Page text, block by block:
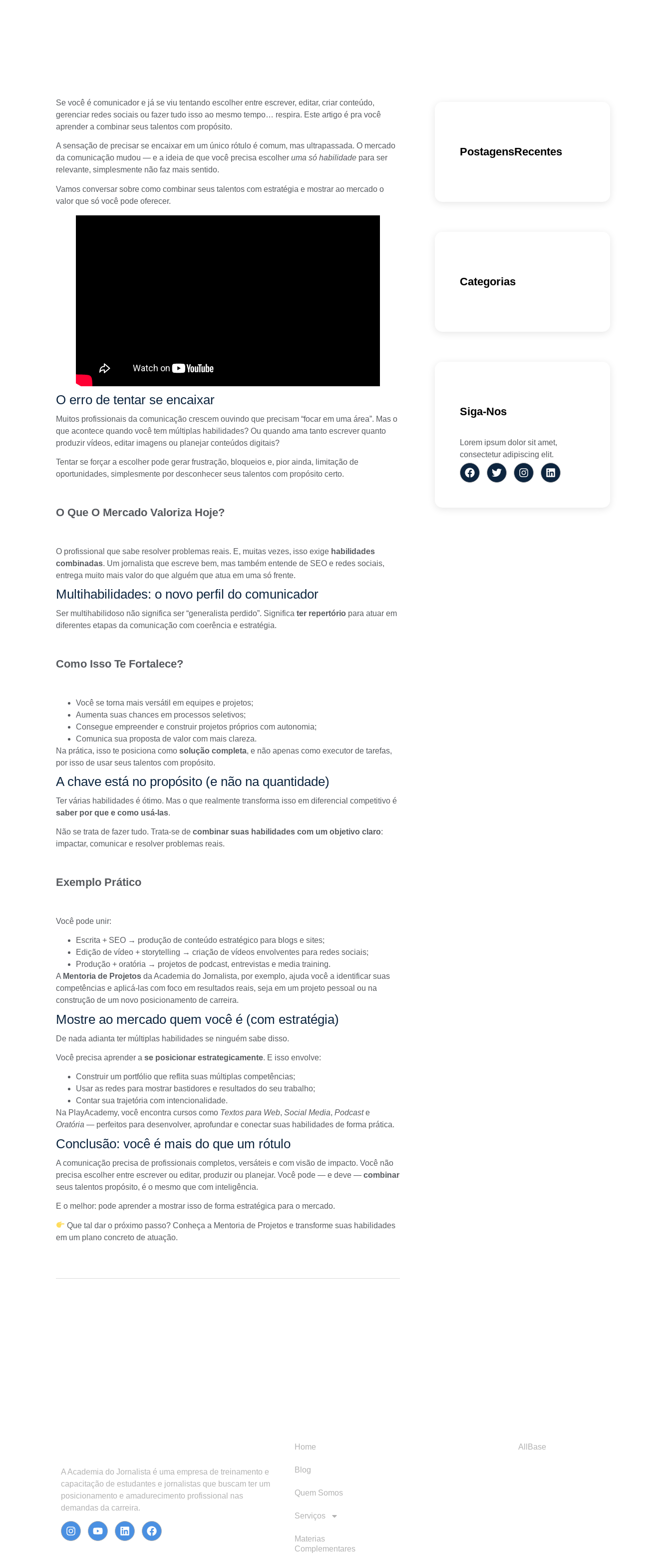
Se você é comunicador e já se viu tentando escolher entre escrever, editar, criar conteúdo,
gerenciar redes sociais ou fazer tudo isso ao mesmo tempo… respira. Este artigo é pra você
aprender a combinar seus talentos com propósito.
A sensação de precisar se encaixar em um único rótulo é comum, mas ultrapassada. O mercado
da comunicação mudou — e a ideia de que você precisa escolher uma só habilidade para ser
relevante, simplesmente não faz mais sentido.
Vamos conversar sobre como combinar seus talentos com estratégia e mostrar ao mercado o
valor que só você pode oferecer.
O erro de tentar se encaixar
Muitos profissionais da comunicação crescem ouvindo que precisam “focar em uma área”. Mas o
que acontece quando você tem múltiplas habilidades? Ou quando ama tanto escrever quanto
produzir vídeos, editar imagens ou planejar conteúdos digitais?
Tentar se forçar a escolher pode gerar frustração, bloqueios e, pior ainda, limitação de
oportunidades, simplesmente por desconhecer seus talentos com propósito certo.
O Que O Mercado Valoriza Hoje?
O profissional que sabe resolver problemas reais. E, muitas vezes, isso exige habilidades
combinadas. Um jornalista que escreve bem, mas também entende de SEO e redes sociais,
entrega muito mais valor do que alguém que atua em uma só frente.
Multihabilidades: o novo perfil do comunicador
Ser multihabilidoso não significa ser “generalista perdido”. Significa ter repertório para atuar em
diferentes etapas da comunicação com coerência e estratégia.
Como Isso Te Fortalece?
Você se torna mais versátil em equipes e projetos;
Aumenta suas chances em processos seletivos;
Consegue empreender e construir projetos próprios com autonomia;
Comunica sua proposta de valor com mais clareza.
Na prática, isso te posiciona como solução completa, e não apenas como executor de tarefas,
por isso de usar seus talentos com propósito.
A chave está no propósito (e não na quantidade)
Ter várias habilidades é ótimo. Mas o que realmente transforma isso em diferencial competitivo é
saber por que e como usá-las.
Não se trata de fazer tudo. Trata-se de combinar suas habilidades com um objetivo claro:
impactar, comunicar e resolver problemas reais.
Exemplo Prático
Você pode unir:
Escrita + SEO → produção de conteúdo estratégico para blogs e sites;
Edição de vídeo + storytelling → criação de vídeos envolventes para redes sociais;
Produção + oratória → projetos de podcast, entrevistas e media training.
A Mentoria de Projetos da Academia do Jornalista, por exemplo, ajuda você a identificar suas
competências e aplicá-las com foco em resultados reais, seja em um projeto pessoal ou na
construção de um novo posicionamento de carreira.
Mostre ao mercado quem você é (com estratégia)
De nada adianta ter múltiplas habilidades se ninguém sabe disso.
Você precisa aprender a se posicionar estrategicamente. E isso envolve:
Construir um portfólio que reflita suas múltiplas competências;
Usar as redes para mostrar bastidores e resultados do seu trabalho;
Contar sua trajetória com intencionalidade.
Na PlayAcademy, você encontra cursos como Textos para Web, Social Media, Podcaste
Oratória — perfeitos para desenvolver, aprofundar e conectar suas habilidades de forma prática.
Conclusão: você é mais do que um rótulo
A comunicação precisa de profissionais completos, versáteis e com visão de impacto. Você não
precisa escolher entre escrever ou editar, produzir ou planejar. Você pode — e deve — combinar
seus talentos propósito, é o mesmo que com inteligência.
E o melhor: pode aprender a mostrar isso de forma estratégica para o mercado.
Que tal dar o próximo passo? Conheça a Mentoria de Projetos e transforme suas habilidades
em um plano concreto de atuação.
PostagensRecentes
Categorias
Siga-Nos
Lorem ipsum dolor sit amet,
consectetur adipiscing elit.
A Academia do Jornalista é uma empresa de treinamento e
capacitação de estudantes e jornalistas que buscam ter um
posicionamento e amadurecimento profissional nas
demandas da carreira.
Home
Blog
Quem Somos
Serviços
Materias
Complementares
AllBase